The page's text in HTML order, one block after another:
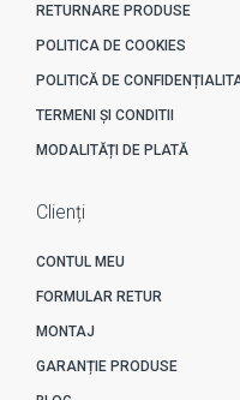
RETURNARE PRODUSE
POLITICA DE COOKIES
POLITICĂ DE
TERMENI ȘI CONDITII
MODALITĂȚI DE PLATĂ
Clienți
CONTUL MEU
FORMULAR RETUR
MONTAJ
GARANȚIE PRODUSE